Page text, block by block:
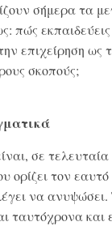
σήμερα τα
πώς
επιχείρηση ως
σκοπούς;
σε τελευταία
ορίζει τον
να ανυψώσει.
ταυτόχρονα